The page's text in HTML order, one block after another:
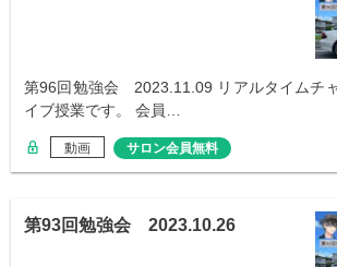
第96回勉強会 2023.11.09 リアルタイムチ
イブ授業です。 会員…
動画 サロン会員無料
第93回勉強会 2023.10.26